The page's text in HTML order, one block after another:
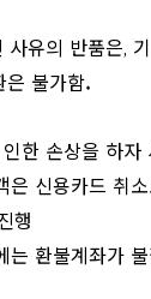
유의 반품은,
은 불가함.
한 손상을 하자
신용카드 취
행
환불계좌가